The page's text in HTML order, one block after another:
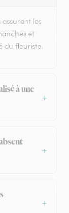
les
et
du fleuriste.
à une